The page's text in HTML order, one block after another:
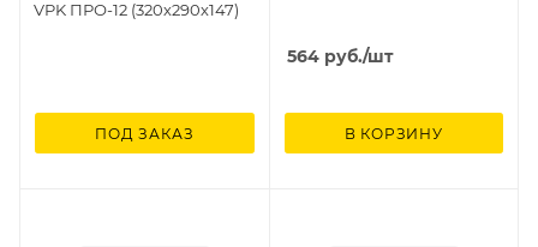
VPK ПРО-12 (320х290х147)
ПОД ЗАКАЗ
564руб./шт
В КОРЗИНУ